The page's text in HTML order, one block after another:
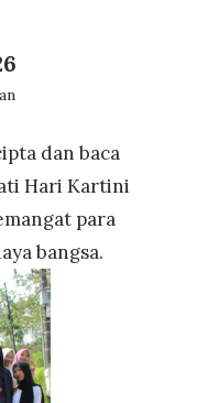
dan baca
Hari Kartini
para
bangsa.